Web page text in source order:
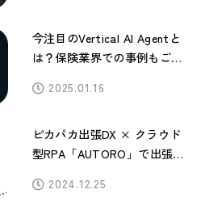
今注目のVertical AI Agentと
は？保険業界での事例もご紹
2025.01.16
ピカパカ出張DX × クラウド
型RPA「AUTORO」で出張予
解決！
2024.12.25